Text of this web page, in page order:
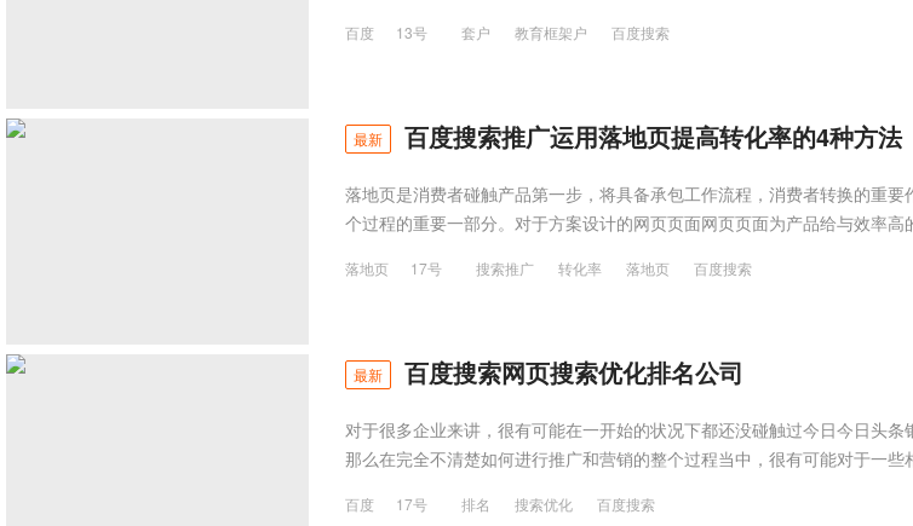
百度 13号 套户 教育框架户 百度搜索
最新 百度搜索推广运用落地页提高转化率的4种方法
落地页是消费者碰触产品第一步，将具备承包工作流程，消费者转换的重要
个过程的重要一部分。对于方案设计的网页页面网页页面为产品给与效率高
落地页 17号 搜索推广 转化率 落地页 百度搜索
最新 百度搜索网页搜索优化排名公司
对于很多企业来讲，很有可能在一开始的状况下都还没碰触过今日今日头条
那么在完全不清楚如何进行推广和营销的整个过程当中，很有可能对于一些
百度 17号 排名 搜索优化 百度搜索